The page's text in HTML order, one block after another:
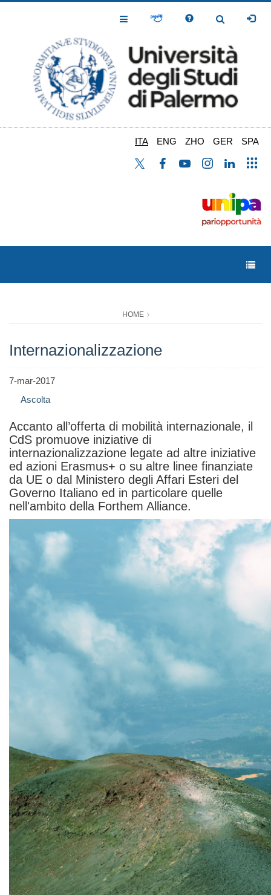
Toggle
Toggle
ITA ENG ZHO GER SPA
HOME
Internazionalizzazione
7-mar-2017
Ascolta
Accanto all’offerta di mobilità internazionale, il
CdS promuove iniziative di
internazionalizzazione legate ad altre iniziative
ed azioni Erasmus+ o su altre linee finanziate
da UE o dal Ministero degli Affari Esteri del
Governo Italiano ed in particolare quelle
nell'ambito della Forthem Alliance.